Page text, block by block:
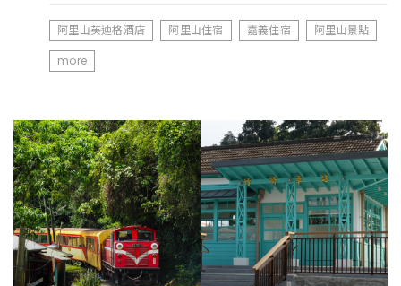
阿里山英迪格酒店 阿里山住宿 嘉義住宿
阿里山景點
more